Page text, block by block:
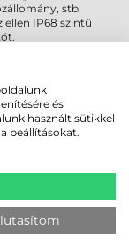
stb.
ellen IP68 szintű
hogy bárhol
így bárhol
opcionálisan
átalakítható
napos ingyenes
alatt az eszközökre
és
használt sütikkel
beállításokat.